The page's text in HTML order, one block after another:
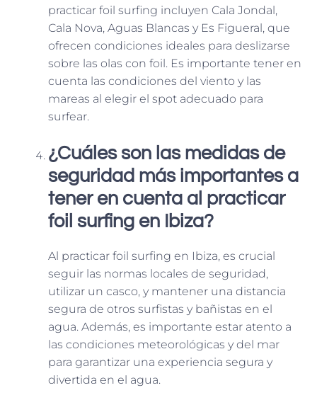
practicar foil surfing incluyen Cala Jondal,
Cala Nova, Aguas Blancas y Es Figueral, que
ofrecen condiciones ideales para deslizarse
sobre las olas con foil. Es importante tener en
cuenta las condiciones del viento y las
mareas al elegir el spot adecuado para
surfear.
¿Cuáles son las medidas de
seguridad más importantes a
tener en cuenta al practicar
foil surfing en Ibiza?
Al practicar foil surfing en Ibiza, es crucial
seguir las normas locales de seguridad,
utilizar un casco, y mantener una distancia
segura de otros surfistas y bañistas en el
agua. Además, es importante estar atento a
las condiciones meteorológicas y del mar
para garantizar una experiencia segura y
divertida en el agua.